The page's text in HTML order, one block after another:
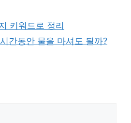
키워드로 정리
간동안 물을 마셔도 될까?